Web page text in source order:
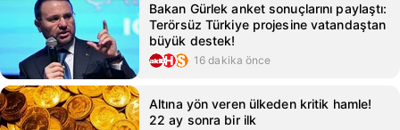
Bakan Gürlek anket sonuçlarını paylaştı:
Terörsüz Türkiye projesine vatandaştan
büyük destek!
16 dakika önce
Altına yön veren ülkeden kritik hamle!
22 ay sonra bir ilk